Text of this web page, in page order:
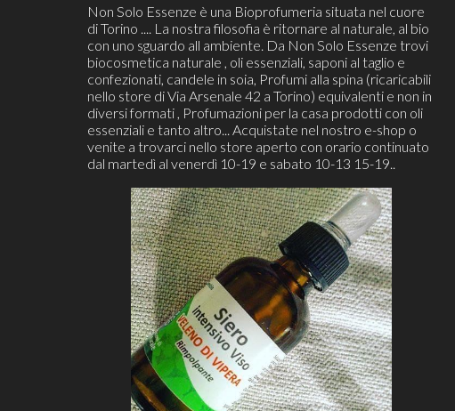
Non Solo Essenze è una Bioprofumeria situata nel cuore
di Torino .... La nostra filosofia è ritornare al naturale, al bio
con uno sguardo all ambiente. Da Non Solo Essenze trovi
biocosmetica naturale , oli essenziali, saponi al taglio e
confezionati, candele in soia, Profumi alla spina (ricaricabili
nello store di Via Arsenale 42 a Torino) equivalenti e non in
diversi formati , Profumazioni per la casa prodotti con oli
essenziali e tanto altro... Acquistate nel nostro e-shop o
venite a trovarci nello store aperto con orario continuato
dal martedì al venerdì 10-19 e sabato 10-13 15-19..